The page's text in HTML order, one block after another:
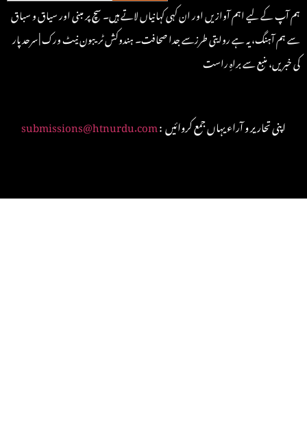
ہم آپ کے لیے اہم آوازیں اور ان کہی کہانیاں لاتے ہیں۔ سچ پر مبنی اور سیاق و سباق
سے ہم آہنگ، یہ ہے روایتی طرزسے جدا صحافت۔ ہندوکش ٹریبون نیٹ ورک | سرحد پار
کی خبریں، منبع سے براہِ راست
submissions@htnurdu.com : اپنی تحاریر و آراء یہاں جمع کروائیں